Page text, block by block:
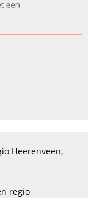
Heerenveen,
regio